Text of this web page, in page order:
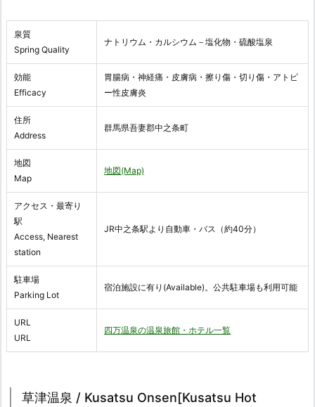
泉質
Spring Quality
ナトリウム・カルシウム－塩化物・硫酸塩泉
効能
Efficacy
胃腸病・神経痛・皮膚病・擦り傷・切り傷・アトピ
ー性皮膚炎
住所
Address
群馬県吾妻郡中之条町
地図
Map
地図(Map)
アクセス・最寄り
駅
Access, Nearest
station
JR中之条駅より自動車・バス（約40分）
駐車場
Parking Lot
宿泊施設に有り(Available)。公共駐車場も利用可能
URL
URL
四万温泉の温泉旅館・ホテル一覧
草津温泉 / Kusatsu Onsen[Kusatsu Hot